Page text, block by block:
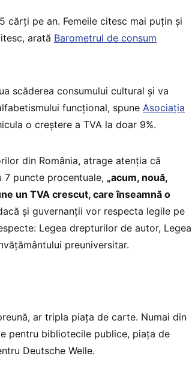
cărți pe an. Femeile citesc mai puțin și
arată Barometrul de consum
scăderea consumului cultural și va
funcțional, spune Asociația
o creștere a TVA la doar 9%.
din România, atrage atenția că
puncte procentuale, „acum, nouă,
un TVA crescut, care înseamnă o
și guvernanții vor respecta legile pe
Legea drepturilor de autor, Legea
preuniversitar.
ar tripla piața de carte. Numai din
pentru bibliotecile publice, piața de
Deutsche Welle.